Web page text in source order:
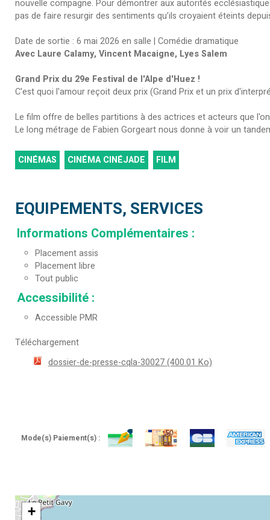
nouvelle compagne. Pour démontrer aux autorités
pas de faire resurgir des sentiments qu’ils croyaient éteints
Date de sortie : 6 mai 2026 en salle | Comédie dramatique
Avec Laure Calamy, Vincent Macaigne, Lyes Salem
Grand Prix du 29e Festival de l'Alpe d'Huez !
C'est quoi l'amour reçoit deux prix (Grand Prix et un prix
Le film offre de belles partitions à des actrices et acteurs que
Le long métrage de Fabien Gorgeart nous donne à voir un
CINÉMAS CINÉMA CINÉJADE FILM
EQUIPEMENTS, SERVICES
Informations Complémentaires :
Placement assis
Placement libre
Tout public
Accessibilité :
Accessible PMR
Téléchargement
dossier-de-presse-cqla-30027(400.01 Ko)
Mode(s) Paiement(s) :
+